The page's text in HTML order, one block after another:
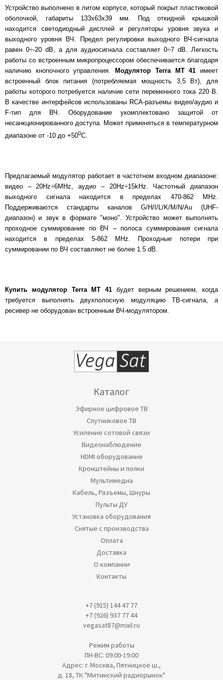
Устройство выполнено в литом корпусе, который покрыт пластиковой
оболочкой, габариты 133х63х39 мм. Под откидной крышкой
находится светодиодный дисплей и регуляторы уровня звука и
выходного уровня ВЧ. Предел регулировки выходного ВЧ-сигнала
равен 0÷-20 dB, а для аудиосигнала составляет 0÷7 dB. Легкость
работы со встроенным микропроцессором обеспечивается благодаря
наличию кнопочного управления.
Модулятор Terra MT 41 имеет
встроенный блок питания (потребляемая мощность 3,5 Вт), для
работы которого потребуется наличие сети переменного тока 220 В.
В качестве интерфейсов использованы RCA-разъемы видео/аудио и
F-тип для ВЧ. Оборудование укомплектовано защитой от
несанкционированного доступа. Может применяться в температурном
диапазоне от -10 до +500С.
Предлагаемый модулятор работает в частотном входном диапазоне:
видео – 20Hz÷6MHz, аудио – 20Hz÷15kHz. Частотный диапазон
выходного сигнала находится в пределах 470-862 MHz.
Поддерживаются стандарты каналов G/H/I/L/K/M/N/Au (UHF-
диапазон) и звук в формате "моно". Устройство может выполнять
проходное суммирование по ВЧ – полоса суммирования сигнала
находится в пределах 5-862 MHz. Проходные потери при
суммировании по ВЧ составляют не более 1.5 dB.
Купить модулятор Terra MT 41 будет верным решением, когда
требуется выполнять двухполосную модуляцию ТВ-сигнала, а
ресивер не оборудован встроенным ВЧ-модулятором.
Каталог
Эфирное цифровое ТВ
Спутниковое ТВ
Усиление сотовой связи
Видеонаблюдение
HDMI оборудование
Кронштейны и полки
Мультимедиа
Кабель, Разъемы, Шнуры
Пульты ДУ
Установка оборудования
Снятые с производства
Оплата
Доставка
О компании
Контакты
+7 (915) 144 47 77
+7 (926) 937 77 44
vegasat87@mail.ru
Режим работы
ПН-ВС: 09:00-19:00
Адрес: г. Москва, Пятницкое ш.,
д. 18, ТК "Митинский радиорынок"